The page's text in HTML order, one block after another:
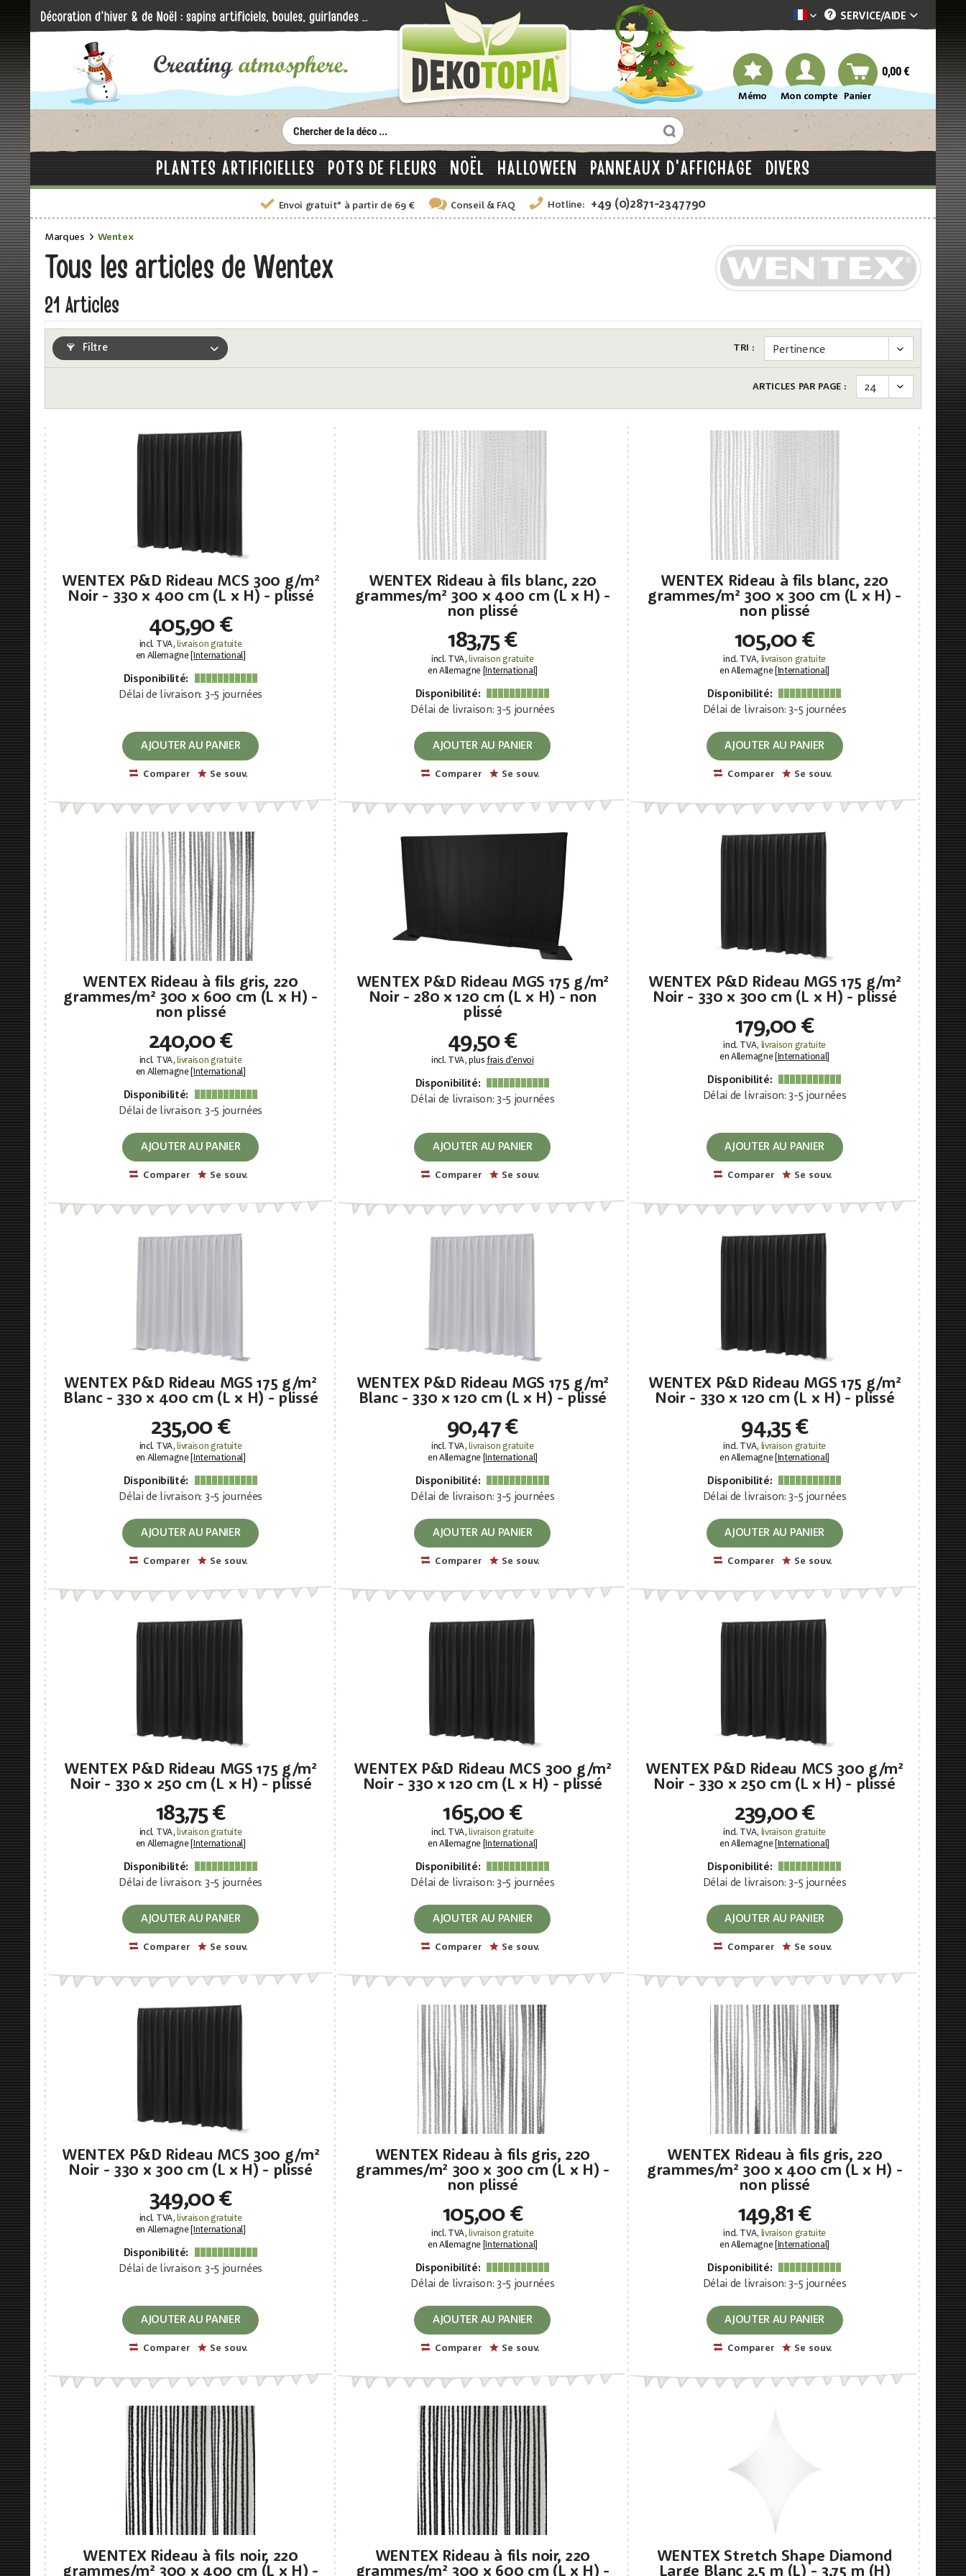
Dekotopia französisch
SERVICE/AIDE
Mémo Mon compte Panier
0,00 €
PLANTES ARTIFICIELLES POTS DE FLEURS NOËL HALLOWEEN PANNEAUX D'AFFICHAGE DIVERS
Envoi gratuit* à partir de 69 € Conseil& FAQ Hotline: +49 (0)2871-2347790
Marques Wentex
Tous les articles de Wentex
21Articles
Filtre TRI :
ARTICLES PAR PAGE :
Comparer Se souv.
WENTEX P&D Rideau MCS 300 g/m²
Noir - 330 x 400 cm (L x H) - plissé
405,90 €
incl. TVA,livraison gratuite
en Allemagne [
International]
Disponibilité:
Délai de livraison: 3-5 journées
AJOUTER AU PANIER
Comparer Se souv.
WENTEX Rideau à fils blanc, 220
grammes/m² 300 x 400 cm (L x H) -
non plissé
183,75 €
incl. TVA,livraison gratuite
en Allemagne [
International]
Disponibilité:
Délai de livraison: 3-5 journées
AJOUTER AU PANIER
Comparer Se souv.
WENTEX Rideau à fils blanc, 220
grammes/m² 300 x 300 cm (L x H) -
non plissé
105,00 €
incl. TVA, livraison gratuite
en Allemagne [
International]
Disponibilité:
Délai de livraison: 3-5 journées
AJOUTER AU PANIER
Comparer Se souv.
WENTEX Rideau à fils gris, 220
grammes/m² 300 x 600 cm (L x H) -
non plissé
240,00 €
incl. TVA,livraison gratuite
en Allemagne [
International]
Disponibilité:
Délai de livraison: 3-5 journées
AJOUTER AU PANIER
Comparer Se souv.
WENTEX P&D Rideau MGS 175 g/m²
Noir - 280 x 120 cm (L x H) - non
plissé
49,50 €
incl. TVA, plus frais d'envoi
Disponibilité:
Délai de livraison: 3-5 journées
AJOUTER AU PANIER
Comparer Se souv.
WENTEX P&D Rideau MGS 175 g/m²
Noir - 330 x 300 cm (L x H) - plissé
179,00 €
incl. TVA, livraison gratuite
en Allemagne [
International]
Disponibilité:
Délai de livraison: 3-5 journées
AJOUTER AU PANIER
Comparer Se souv.
WENTEX P&D Rideau MGS 175 g/m²
Blanc - 330 x 400 cm (L x H) - plissé
235,00 €
incl. TVA,livraison gratuite
en Allemagne [
International]
Disponibilité:
Délai de livraison: 3-5 journées
AJOUTER AU PANIER
Comparer Se souv.
WENTEX P&D Rideau MGS 175 g/m²
Blanc - 330 x 120 cm (L x H) - plissé
90,47 €
incl. TVA,livraison gratuite
en Allemagne [
International]
Disponibilité:
Délai de livraison: 3-5 journées
AJOUTER AU PANIER
Comparer Se souv.
WENTEX P&D Rideau MGS 175 g/m²
Noir - 330 x 120 cm (L x H) - plissé
94,35 €
incl. TVA, livraison gratuite
en Allemagne [
International]
Disponibilité:
Délai de livraison: 3-5 journées
AJOUTER AU PANIER
Comparer Se souv.
WENTEX P&D Rideau MGS 175 g/m²
Noir - 330 x 250 cm (L x H) - plissé
183,75 €
incl. TVA,livraison gratuite
en Allemagne [
International]
Disponibilité:
Délai de livraison: 3-5 journées
AJOUTER AU PANIER
Comparer Se souv.
WENTEX P&D Rideau MCS 300 g/m²
Noir - 330 x 120 cm (L x H) - plissé
165,00 €
incl. TVA,livraison gratuite
en Allemagne [
International]
Disponibilité:
Délai de livraison: 3-5 journées
AJOUTER AU PANIER
Comparer Se souv.
WENTEX P&D Rideau MCS 300 g/m²
Noir - 330 x 250 cm (L x H) - plissé
239,00 €
incl. TVA, livraison gratuite
en Allemagne [
International]
Disponibilité:
Délai de livraison: 3-5 journées
AJOUTER AU PANIER
Comparer Se souv.
WENTEX P&D Rideau MCS 300 g/m²
Noir - 330 x 300 cm (L x H) - plissé
349,00 €
incl. TVA,livraison gratuite
en Allemagne [
International]
Disponibilité:
Délai de livraison: 3-5 journées
AJOUTER AU PANIER
Comparer Se souv.
WENTEX Rideau à fils gris, 220
grammes/m² 300 x 300 cm (L x H) -
non plissé
105,00 €
incl. TVA,livraison gratuite
en Allemagne [
International]
Disponibilité:
Délai de livraison: 3-5 journées
AJOUTER AU PANIER
Comparer Se souv.
WENTEX Rideau à fils gris, 220
grammes/m² 300 x 400 cm (L x H) -
non plissé
149,81 €
incl. TVA, livraison gratuite
en Allemagne [
International]
Disponibilité:
Délai de livraison: 3-5 journées
AJOUTER AU PANIER
WENTEX Rideau à fils noir, 220
grammes/m² 300 x 400 cm (L x H) -
WENTEX Rideau à fils noir, 220
grammes/m² 300 x 600 cm (L x H) -
WENTEX Stretch Shape Diamond
Large Blanc 2,5 m (L) - 3,75 m (H)